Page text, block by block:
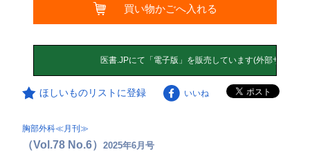
買い物かごへ入れる
ほしいものリストに登録 いいね
胸部外科≪月刊≫
（Vol.78 No.6）2025年6月号